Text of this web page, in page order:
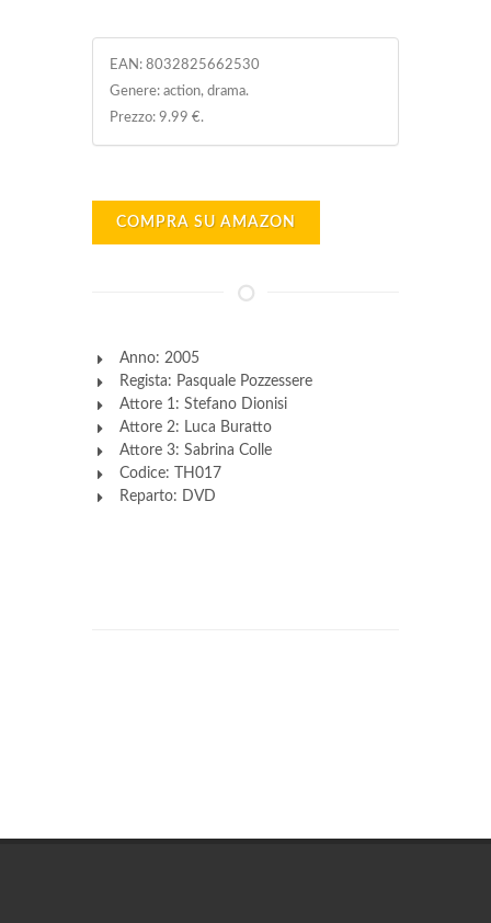
EAN: 8032825662530
Genere: action, drama.
Prezzo: 9.99 €.
COMPRA SU AMAZON
Anno: 2005
Regista: Pasquale Pozzessere
Attore 1: Stefano Dionisi
Attore 2: Luca Buratto
Attore 3: Sabrina Colle
Codice: TH017
Reparto: DVD